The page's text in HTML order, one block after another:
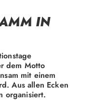
IN
dem Motto
mit einem
Aus allen Ecken
organisiert.